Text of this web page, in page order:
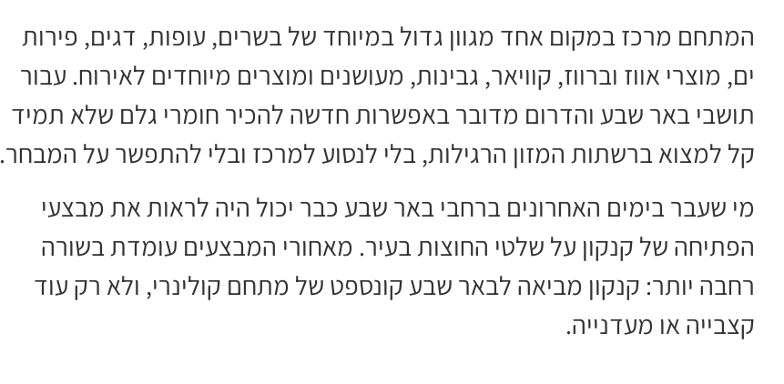
המתחם מרכז במקום אחד מגוון גדול במיוחד של בשרים, עופות, דגים, פירות
ים, מוצרי אווז וברווז, קוויאר, גבינות, מעושנים ומוצרים מיוחדים לאירוח. עבור
תושבי באר שבע והדרום מדובר באפשרות חדשה להכיר חומרי גלם שלא תמיד
קל למצוא ברשתות המזון הרגילות, בלי לנסוע למרכז ובלי להתפשר על המבחר.
מי שעבר בימים האחרונים ברחבי באר שבע כבר יכול היה לראות את מבצעי
הפתיחה של קנקון על שלטי החוצות בעיר. מאחורי המבצעים עומדת בשורה
רחבה יותר: קנקון מביאה לבאר שבע קונספט של מתחם קולינרי, ולא רק עוד
קצבייה או מעדנייה.